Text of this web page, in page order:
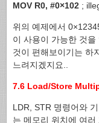
MOV R0, #0×102 ;
위의 예제에서
이 사용이 가능한 것
것이 편해보이기는 하
느려지겠지요..
7.6 Load/Store
LDR, STR 명령어와
는 메모리 위치에 여러